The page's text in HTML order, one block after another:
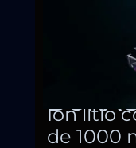
Ion litio
de 1000